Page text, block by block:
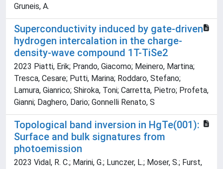
Gruneis, A.
Superconductivity induced by gate-driven
hydrogen intercalation in the charge-
density-wave compound 1T-TiSe2
2023 Piatti, Erik; Prando, Giacomo; Meinero, Martina;
Tresca, Cesare; Putti, Marina; Roddaro, Stefano;
Lamura, Gianrico; Shiroka, Toni; Carretta, Pietro; Profeta,
Gianni; Daghero, Dario; Gonnelli Renato, S
Topological band inversion in HgTe(001):
Surface and bulk signatures from
photoemission
2023 Vidal, R. C.; Marini, G.; Lunczer, L.; Moser, S.; Furst,